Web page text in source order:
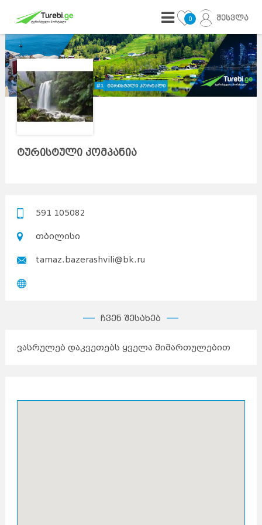
0 შესვლა
ტურისტული კომპანია
591 105082
თბილისი
tamaz.bazerashvili@bk.ru
ჩვენ შესახებ
ვასრულებ დაკვეთებს ყველა მიმართულებით